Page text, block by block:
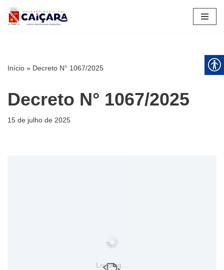
Pular
Início » Decreto N° 1067/2025
Decreto N° 1067/2025
15 de julho de 2025
Loading…